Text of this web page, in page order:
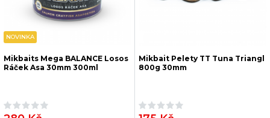
NOVINKA
Mikbaits Mega BALANCE Losos
Ráček Asa 30mm 300ml
Mikbait Pelety TT Tuna Triangl
800g 30mm